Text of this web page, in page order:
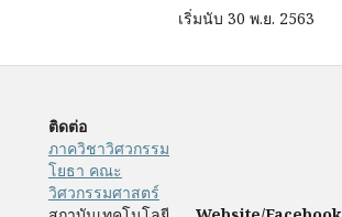
เริ่มนับ 30 พ.ย. 2563
ติดต่อ
ภาควิชาวิศวกรรม
โยธา คณะ
วิศวกรรมศาสตร์